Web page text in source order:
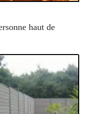
haut de